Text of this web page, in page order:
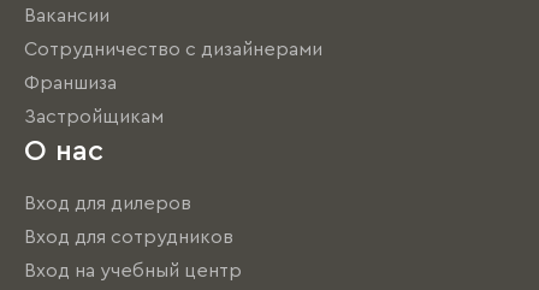
Вакансии
Сотрудничество с дизайнерами
Франшиза
Застройщикам
О нас
Вход для дилеров
Вход для сотрудников
Вход на учебный центр